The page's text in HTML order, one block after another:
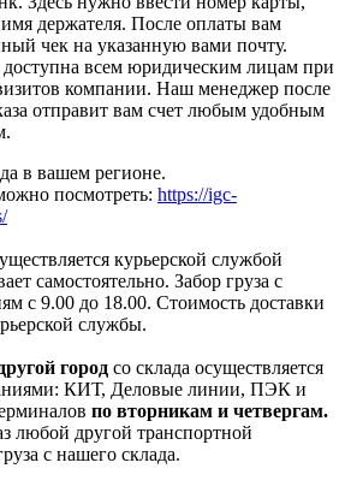
держателя. После оплаты вам
чек на указанную вами почту.
доступна всем юридическим лицам при
компании. Наш менеджер после
отправит вам счет любым удобным
в вашем регионе.
посмотреть: https://igc-
курьерской службой
самостоятельно. Забор груза с
с 9.00 до 18.00. Стоимость доставки
службы.
город со склада осуществляется
КИТ, Деловые линии, ПЭК и
по вторникам и четвергам.
любой другой транспортной
с нашего склада.